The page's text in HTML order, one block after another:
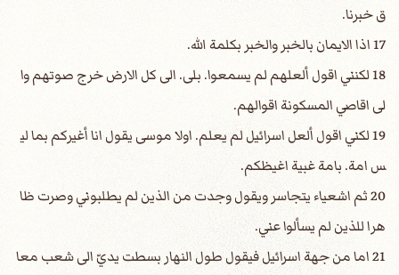
ق خبرنا.
17 اذا الايمان بالخبر والخبر بكلمة الله.
18 لكنني اقول ألعلهم لم يسمعوا. بلى. الى كل الارض خرج صوتهم وا
لى اقاصي المسكونة اقوالهم.
19 لكني اقول ألعل اسرائيل لم يعلم. اولا موسى يقول انا أغيركم بما لي
س امة. بامة غبية اغيظكم.
20 ثم اشعياء يتجاسر ويقول وجدت من الذين لم يطلبوني وصرت ظا
هرا للذين لم يسألوا عني.
21 اما من جهة اسرائيل فيقول طول النهار بسطت يديّ الى شعب معا